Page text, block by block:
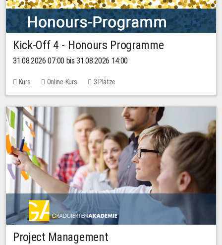
Kick-Off 4 - Honours Programme
31.08.2026 07:00 bis 31.08.2026 14:00
Kurs Online-Kurs 3 Plätze
Project Management